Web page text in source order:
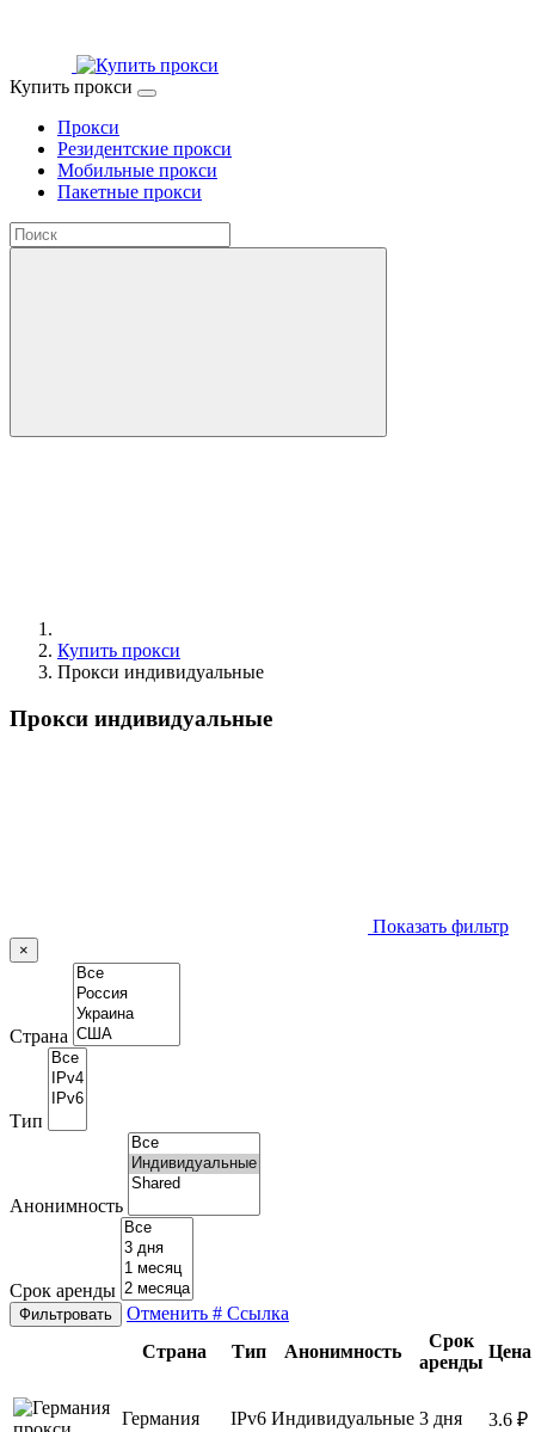
Купить прокси
Прокси
Резидентские прокси
Мобильные прокси
Пакетные прокси
Купить прокси
Прокси индивидуальные
Прокси индивидуальные
Показать фильтр
×
Страна
Тип
Анонимность
Срок аренды
Фильтровать Отменить # Ссылка
Страна
Тип Анонимность
Срок
аренды
Цена
Германия IPv6 Индивидуальные 3 дня 3.6 ₽